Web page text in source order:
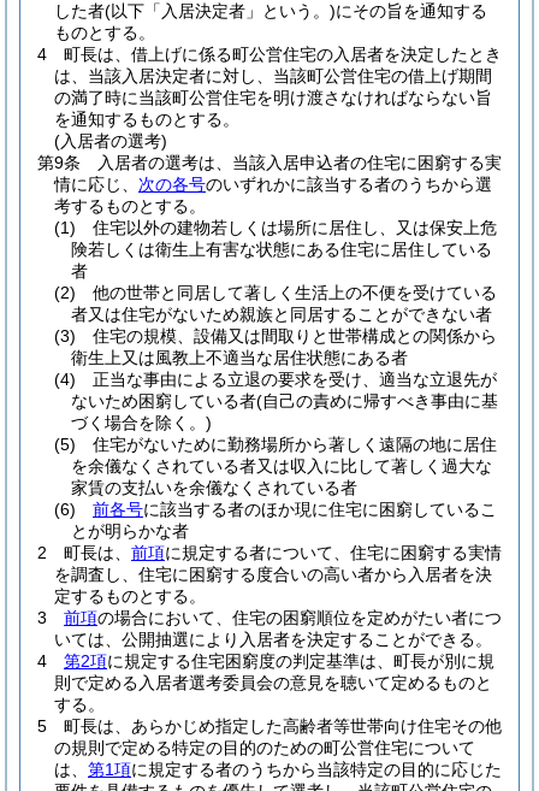
した者(以下「入居決定者」という。)にその旨を通知する
ものとする。
4
町長は、借上げに係る町公営住宅の入居者を決定したとき
は、当該入居決定者に対し、当該町公営住宅の借上げ期間
の満了時に当該町公営住宅を明け渡さなければならない旨
を通知するものとする。
(入居者の選考)
第9条
入居者の選考は、当該入居申込者の住宅に困窮する実
情に応じ、 次の各号のいずれかに該当する者のうちから選
考するものとする。
(1)
住宅以外の建物若しくは場所に居住し、又は保安上危
険若しくは衛生上有害な状態にある住宅に居住している
者
(2)
他の世帯と同居して著しく生活上の不便を受けている
者又は住宅がないため親族と同居することができない者
(3)
住宅の規模、設備又は間取りと世帯構成との関係から
衛生上又は風教上不適当な居住状態にある者
(4)
正当な事由による立退の要求を受け、適当な立退先が
ないため困窮している者(自己の責めに帰すべき事由に基
づく場合を除く。)
(5)
住宅がないために勤務場所から著しく遠隔の地に居住
を余儀なくされている者又は収入に比して著しく過大な
家賃の支払いを余儀なくされている者
(6)
前各号に該当する者のほか現に住宅に困窮しているこ
とが明らかな者
2
町長は、 前項に規定する者について、住宅に困窮する実情
を調査し、住宅に困窮する度合いの高い者から入居者を決
定するものとする。
3
前項の場合において、住宅の困窮順位を定めがたい者につ
いては、公開抽選により入居者を決定することができる。
4
第2項に規定する住宅困窮度の判定基準は、町長が別に規
則で定める入居者選考委員会の意見を聴いて定めるものと
する。
5
町長は、あらかじめ指定した高齢者等世帯向け住宅その他
の規則で定める特定の目的のための町公営住宅について
は、 第1項に規定する者のうちから当該特定の目的に応じた